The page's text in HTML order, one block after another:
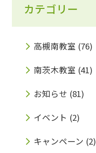
カテゴリー
高槻南教室 (76)
南茨木教室 (41)
お知らせ (81)
イベント (2)
キャンペーン (2)